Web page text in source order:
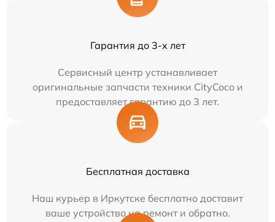
Гарантия до 3-х лет
Сервисный центр устанавливает
оригинальные запчасти техники CityCoco и
предоставляет гарантию до 3 лет.
Бесплатная доставка
Наш курьер в Иркутске бесплатно доставит
ваше устройство на ремонт и обратно.